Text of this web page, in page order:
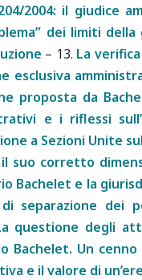
2004: il giudice
dei limiti della
– 13. La
esclusiva
proposta da
e i riflessi
a Sezioni Unite
suo corretto
Bachelet e la
di separazione
questione degli
Bachelet. Un
e il valore di